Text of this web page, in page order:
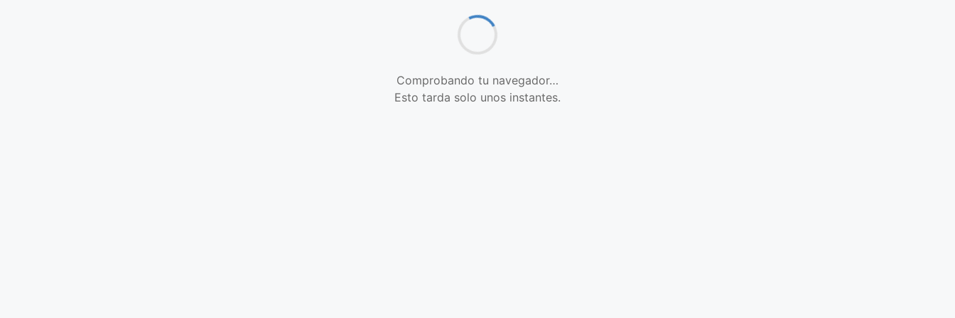
Comprobando tu navegador…
Esto tarda solo unos instantes.